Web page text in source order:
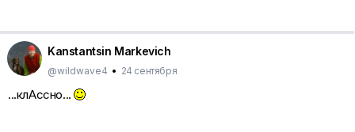
Kanstantsin Markevich
@wildwave4 • 24 сентября
...клАссно...